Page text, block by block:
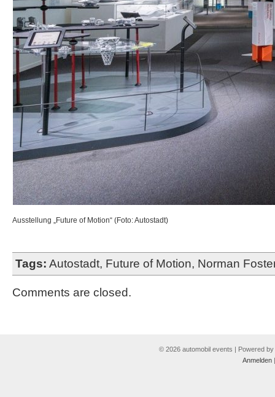
Ausstellung „Future of Motion“ (Foto: Autostadt)
Tags: Autostadt, Future of Motion, Norman
Comments are closed.
© 2026 automobil events | Powered by
Anmelden